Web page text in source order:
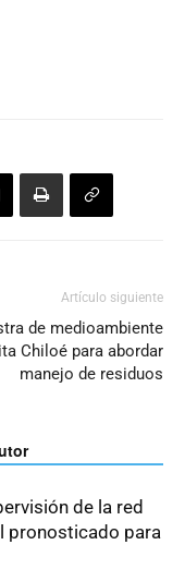
Artículo siguiente
de medioambiente
Chiloé para abordar
manejo de residuos
de la red
pronosticado para